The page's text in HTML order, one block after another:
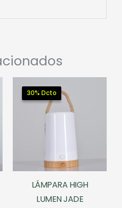
30% Dcto
30% Dcto
LÁMPARA HIGH
LUMEN JADE